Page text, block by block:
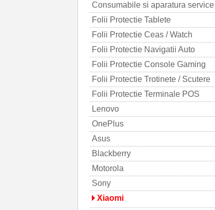
Consumabile si aparatura service
Folii Protectie Tablete
Folii Protectie Ceas / Watch
Folii Protectie Navigatii Auto
Folii Protectie Console Gaming
Folii Protectie Trotinete / Scutere
Folii Protectie Terminale POS
Lenovo
OnePlus
Asus
Blackberry
Motorola
Sony
Xiaomi